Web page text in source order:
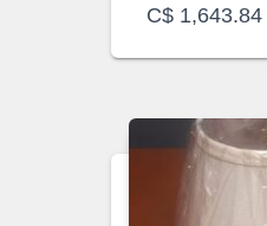
C$ 1,643.84